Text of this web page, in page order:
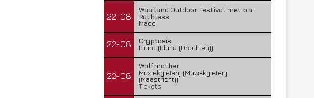
22-08
Waailand Outdoor Festival met o.a.
Ruthless
Made
22-08
Cryptosis
Iduna (Iduna (Drachten))
22-08
Wolfmother
Muziekgieterij (Muziekgieterij
(Maastricht))
Tickets